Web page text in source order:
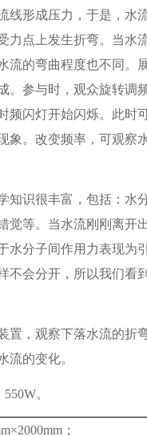
线形成压力，于是，水
力点上发生折弯。当水
流的弯曲程度也不同。
。参与时，观众旋转调
频闪灯开始闪烁。此时
象。改变频率，可观察
知识很丰富，包括：水
觉等。当水流刚刚离开
水分子间作用力表现为
不会分开，所以我们看
置，观察下落水流的折
流的变化。
550W。
×2000mm ；